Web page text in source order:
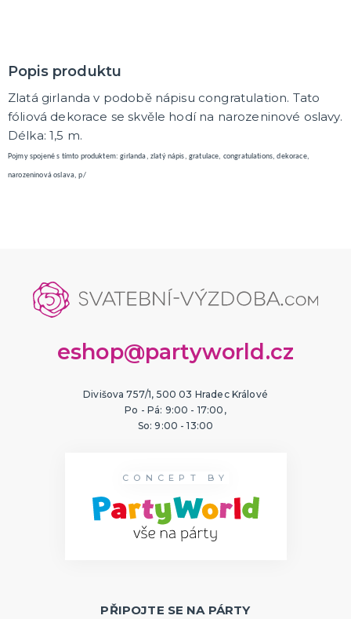
ROZLUČKA SE SVOBODOU
Šerpy na rozlučku se svobodou
Balónky na rozlučku se svobodou
Girlandy na loučení se svobodou
Popis produktu
Zlatá girlanda v podobě nápisu congratulation. Tato
fóliová dekorace se skvěle hodí na narozeninové oslavy.
Délka: 1,5 m.
Pojmy spojené s tímto produktem: girlanda, zlatý nápis, gratulace, congratulations, dekorace,
narozeninová oslava, p/
eshop@partyworld.cz
Divišova 757/1, 500 03 Hradec Králové
Po - Pá: 9:00 - 17:00,
So: 9:00 - 13:00
CONCEPT BY
PŘIPOJTE SE NA PÁRTY